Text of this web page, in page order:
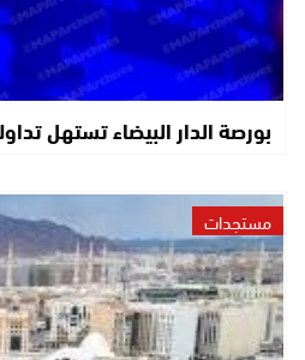
بورصة الدار البيضاء تستهل
مستجدات